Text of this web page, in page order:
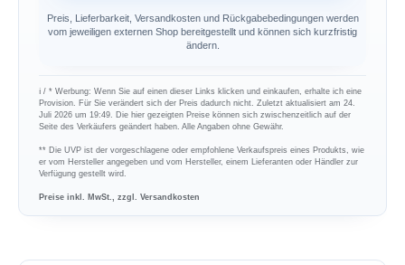
Preis, Lieferbarkeit, Versandkosten und Rückgabebedingungen werden
vom jeweiligen externen Shop bereitgestellt und können sich kurzfristig
ändern.
ℹ︎ / * Werbung: Wenn Sie auf einen dieser Links klicken und einkaufen, erhalte ich eine
Provision. Für Sie verändert sich der Preis dadurch nicht. Zuletzt aktualisiert am 24.
Juli 2026 um 19:49. Die hier gezeigten Preise können sich zwischenzeitlich auf der
Seite des Verkäufers geändert haben. Alle Angaben ohne Gewähr.
** Die UVP ist der vorgeschlagene oder empfohlene Verkaufspreis eines Produkts, wie
er vom Hersteller angegeben und vom Hersteller, einem Lieferanten oder Händler zur
Verfügung gestellt wird.
Preise inkl. MwSt., zzgl. Versandkosten